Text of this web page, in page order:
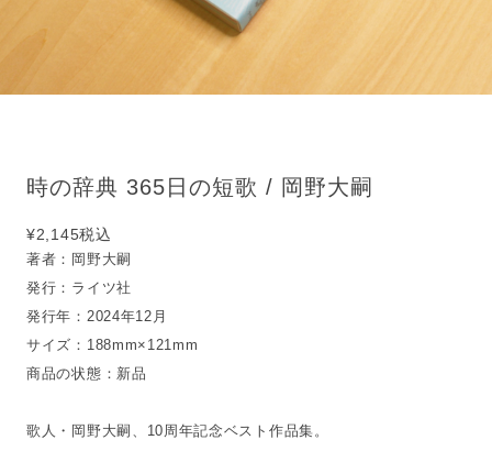
時の辞典 365日の短歌 / 岡野大嗣
¥2,145税込
著者：岡野大嗣
発行：ライツ社
発行年：2024年12月
サイズ：188mm×121mm
商品の状態：新品
歌人・岡野大嗣、10周年記念ベスト作品集。